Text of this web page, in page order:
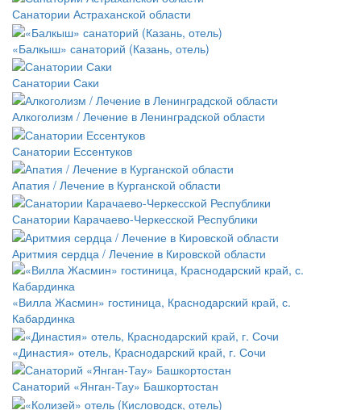
Санатории Астраханской области
«Балкыш» санаторий (Казань, отель)
Санатории Саки
Алкоголизм / Лечение в Ленинградской области
Санатории Ессентуков
Апатия / Лечение в Курганской области
Санатории Карачаево-Черкесской Республики
Аритмия сердца / Лечение в Кировской области
«Вилла Жасмин» гостиница, Краснодарский край, с.
Кабардинка
«Династия» отель, Краснодарский край, г. Сочи
Санаторий «Янган-Тау» Башкортостан